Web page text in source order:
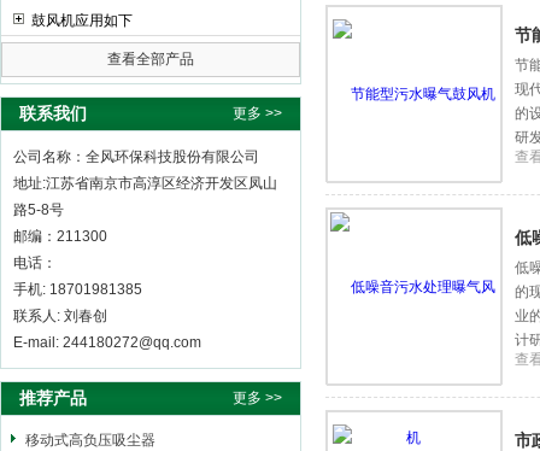
鼓风机应用如下
查看全部产品
联系我们 更多 >>
公司名称：全风环保科技股份有限公司
地址:江苏省南京市高淳区经济开发区凤山
路5-8号
邮编：211300
电话：
手机: 18701981385
联系人: 刘春创
E-mail: 244180272@qq.com
推荐产品 更多 >>
移动式高负压吸尘器
节
节
现
的
研
查
低
低
的
业
计
查
市